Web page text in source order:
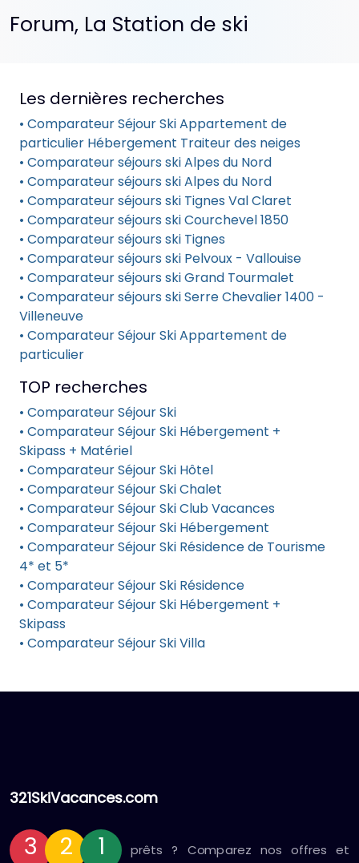
Forum, La Station de ski
Les dernières recherches
• Comparateur Séjour Ski Appartement de
particulier Hébergement Traiteur des neiges
• Comparateur séjours ski Alpes du Nord
• Comparateur séjours ski Alpes du Nord
• Comparateur séjours ski Tignes Val Claret
• Comparateur séjours ski Courchevel 1850
• Comparateur séjours ski Tignes
• Comparateur séjours ski Pelvoux - Vallouise
• Comparateur séjours ski Grand Tourmalet
• Comparateur séjours ski Serre Chevalier 1400 -
Villeneuve
• Comparateur Séjour Ski Appartement de
particulier
TOP recherches
• Comparateur Séjour Ski
• Comparateur Séjour Ski Hébergement +
Skipass + Matériel
• Comparateur Séjour Ski Hôtel
• Comparateur Séjour Ski Chalet
• Comparateur Séjour Ski Club Vacances
• Comparateur Séjour Ski Hébergement
• Comparateur Séjour Ski Résidence de Tourisme
4* et 5*
• Comparateur Séjour Ski Résidence
• Comparateur Séjour Ski Hébergement +
Skipass
• Comparateur Séjour Ski Villa
321SkiVacances.com
3 2 1
prêts ? Comparez nos offres et